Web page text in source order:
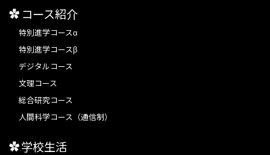
コース紹介
特別進学コースα
特別進学コースβ
デジタルコース
文理コース
総合研究コース
人間科学コース（通信制）
学校生活